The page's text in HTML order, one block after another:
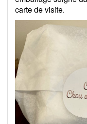
carte de visite.